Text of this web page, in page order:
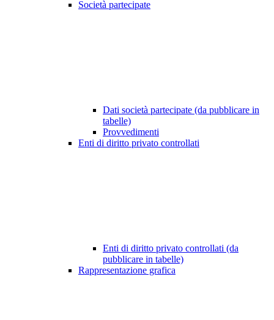
Società partecipate
Dati società partecipate (da pubblicare in
tabelle)
Provvedimenti
Enti di diritto privato controllati
Enti di diritto privato controllati (da
pubblicare in tabelle)
Rappresentazione grafica